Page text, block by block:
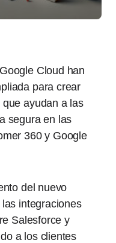
Cloud han
para crear
ayudan a las
segura en las
360 y Google
del nuevo
integraciones
Salesforce y
a los clientes